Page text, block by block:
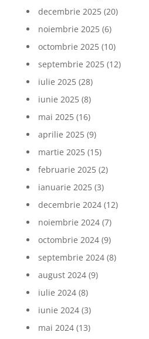
decembrie 2025(20)
noiembrie 2025(6)
octombrie 2025(10)
septembrie 2025(12)
iulie 2025(28)
iunie 2025(8)
mai 2025(16)
aprilie 2025(9)
martie 2025(15)
februarie 2025(2)
ianuarie 2025(3)
decembrie 2024(12)
noiembrie 2024(7)
octombrie 2024(9)
septembrie 2024(8)
august 2024(9)
iulie 2024(8)
iunie 2024(3)
mai 2024(13)